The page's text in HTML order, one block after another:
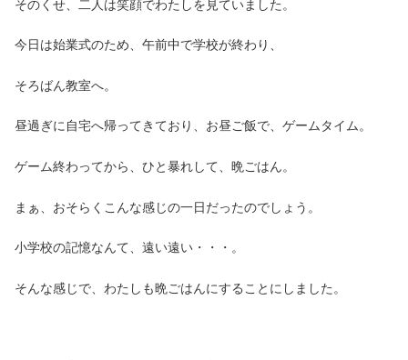
そのくせ、二人は笑顔でわたしを見ていました。
今日は始業式のため、午前中で学校が終わり、
そろばん教室へ。
昼過ぎに自宅へ帰ってきており、お昼ご飯で、ゲームタイム。
ゲーム終わってから、ひと暴れして、晩ごはん。
まぁ、おそらくこんな感じの一日だったのでしょう。
小学校の記憶なんて、遠い遠い・・・。
そんな感じで、わたしも晩ごはんにすることにしました。